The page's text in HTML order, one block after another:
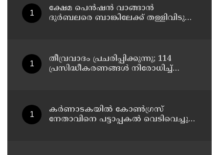
ക്ഷേമ പെന്‍ഷന്‍ വാങ്ങാന്‍
ദുര്‍ബലരെ ബാങ്കിലേക്ക് തള്ളിവിടുന്ന
ദുരിതത്തിലാക്കണോ?
തീവ്രവാദം പ്രചരിപ്പിക്കുന്നു; 114
പ്രസിദ്ധീകരണങ്ങൾ നിരോധിച്ച്
കർണാടകയിൽ കോൺഗ്രസ്
നേതാവിനെ പട്ടാപ്പകൽ വെടിവെച്ചു